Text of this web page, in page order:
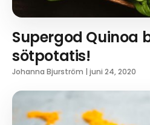
Supergod Quinoa
sötpotatis!
Johanna Bjurström | juni 24, 2020